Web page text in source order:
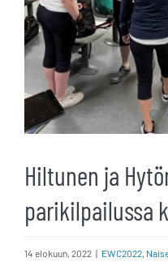
Hiltunen ja
parikilpailussa
14 elokuun, 2022 | EWC2022,